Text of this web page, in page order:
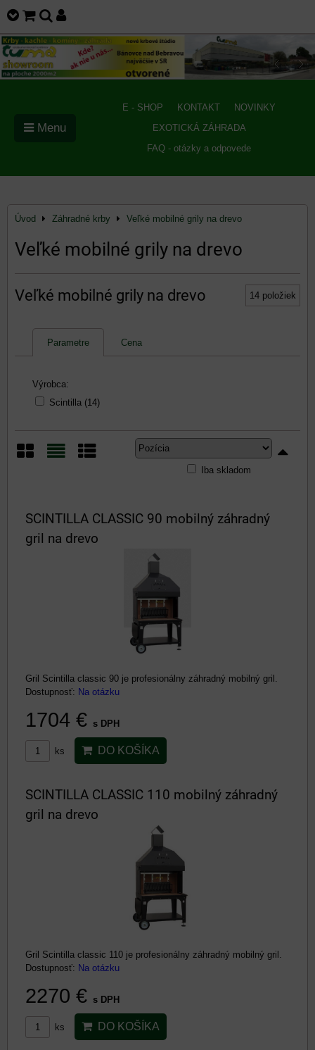
E - SHOP KONTAKT
NOVINKY
EXOTICKÁ ZÁHRADA
FAQ - otázky a odpovede
Menu
Úvod Záhradné krby Veľké mobilné grily na drevo
Veľké mobilné grily na drevo
Veľké mobilné grily na drevo 14 položiek
Parametre Cena
Výrobca:
Scintilla (14)
Iba skladom
SCINTILLA CLASSIC 90 mobilný záhradný
gril na drevo
Gril Scintilla classic 90 je profesionálny záhradný mobilný gril.
Dostupnosť: Na otázku
1704 € s DPH
ks DO KOŠÍKA
SCINTILLA CLASSIC 110 mobilný záhradný
gril na drevo
Gril Scintilla classic 110 je profesionálny záhradný mobilný gril.
Dostupnosť: Na otázku
2270 € s DPH
ks DO KOŠÍKA